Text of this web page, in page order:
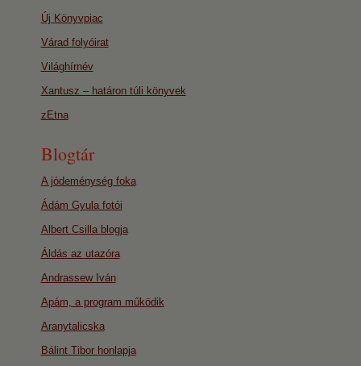
Új Könyvpiac
Várad folyóirat
Világhírnév
Xantusz – határon túli könyvek
zEtna
Blogtár
A jódeménység foka
Ádám Gyula fotói
Albert Csilla blogja
Áldás az utazóra
Andrassew Iván
Apám, a program működik
Aranytalicska
Bálint Tibor honlapja